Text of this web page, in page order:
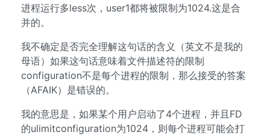
进程运行多less次，user1都将被限制为1024.这是合
并的。
我不确定是否完全理解这句话的含义（英文不是我的
母语）如果这句话意味着文件描述符的限制
configuration不是每个进程的限制，那么接受的答案
（AFAIK）是错误的。
我的意思是，如果某个用户启动了4个进程，并且FD
的ulimitconfiguration为1024，则每个进程可能会打